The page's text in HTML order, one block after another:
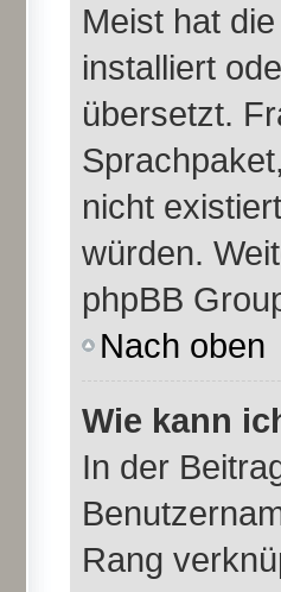
Meist hat
installiert
übersetzt.
nicht
würden.
phpBB
Nach oben
Wie kann
In der
Rang